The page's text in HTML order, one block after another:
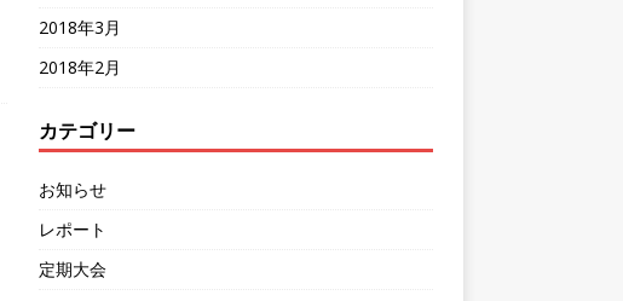
2018年3月
2018年2月
カテゴリー
お知らせ
レポート
定期大会